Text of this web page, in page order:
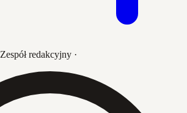
Zespół redakcyjny ·